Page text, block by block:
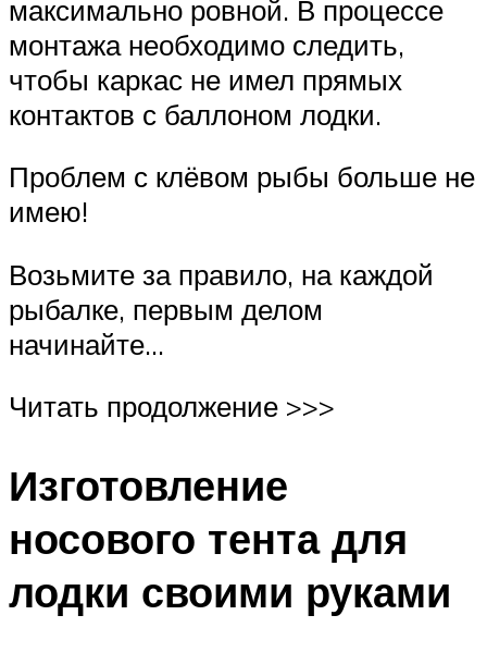
максимально ровной. В процессе
монтажа необходимо следить,
чтобы каркас не имел прямых
контактов с баллоном лодки.
Проблем с клёвом рыбы больше не
имею!
Возьмите за правило, на каждой
рыбалке, первым делом
начинайте…
Читать продолжение >>>
Изготовление
носового тента для
лодки своими руками